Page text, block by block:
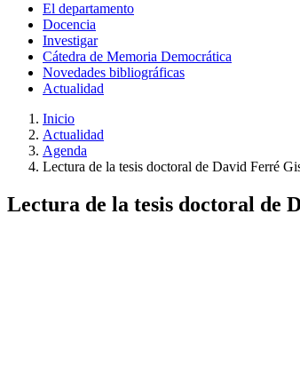
El departamento
Docencia
Investigar
Cátedra de Memoria Democrática
Novedades bibliográficas
Actualidad
Inicio
Actualidad
Agenda
Lectura de la tesis doctoral de David Ferré
Lectura de la tesis doctoral de